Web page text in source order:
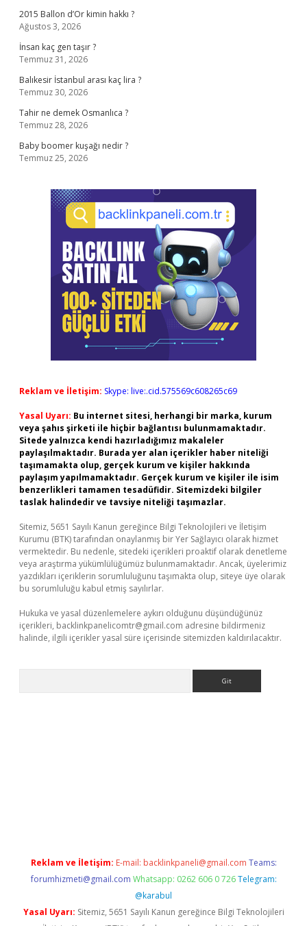
2015 Ballon d’Or kimin hakkı ?
Ağustos 3, 2026
İnsan kaç gen taşır ?
Temmuz 31, 2026
Balıkesir İstanbul arası kaç lira ?
Temmuz 30, 2026
Tahir ne demek Osmanlıca ?
Temmuz 28, 2026
Baby boomer kuşağı nedir ?
Temmuz 25, 2026
Reklam ve İletişim: Skype: live:.cid.575569c608265c69
Yasal Uyarı: Bu internet sitesi, herhangi bir marka, kurum
veya şahıs şirketi ile hiçbir bağlantısı bulunmamaktadır.
Sitede yalnızca kendi hazırladığımız makaleler
paylaşılmaktadır. Burada yer alan içerikler haber niteliği
taşımamakta olup, gerçek kurum ve kişiler hakkında
paylaşım yapılmamaktadır. Gerçek kurum ve kişiler ile isim
benzerlikleri tamamen tesadüfidir. Sitemizdeki bilgiler
taslak halindedir ve tavsiye niteliği taşımazlar.
Sitemiz, 5651 Sayılı Kanun gereğince Bilgi Teknolojileri ve İletişim
Kurumu (BTK) tarafından onaylanmış bir Yer Sağlayıcı olarak hizmet
vermektedir. Bu nedenle, sitedeki içerikleri proaktif olarak denetleme
veya araştırma yükümlülüğümüz bulunmamaktadır. Ancak, üyelerimiz
yazdıkları içeriklerin sorumluluğunu taşımakta olup, siteye üye olarak
bu sorumluluğu kabul etmiş sayılırlar.
Hukuka ve yasal düzenlemelere aykırı olduğunu düşündüğünüz
içerikleri, backlinkpanelicomtr@gmail.com adresine bildirmeniz
halinde, ilgili içerikler yasal süre içerisinde sitemizden kaldırılacaktır.
Reklam ve İletişim: E-mail: backlinkpaneli@gmail.com Teams:
forumhizmeti@gmail.com Whatsapp: 0262 606 0 726 Telegram:
@karabul
Yasal Uyarı: Sitemiz, 5651 Sayılı Kanun gereğince Bilgi Teknolojileri